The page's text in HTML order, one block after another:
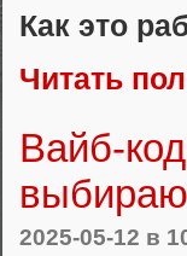
Как это
Читать
Вайб-
2025-05-12 в